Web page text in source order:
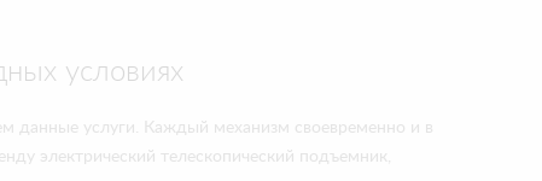
условиях
данные услуги. Каждый механизм своевременно и в
электрический телескопический подъемник,